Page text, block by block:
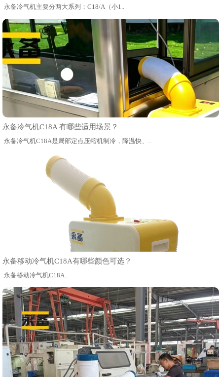
永备冷气机主要分两大系列：C18/A（小1..
永备冷气机C18A 有哪些适用场景？
永备冷气机C18A是局部定点压缩机制冷，降温快、..
永备移动冷气机C18A有哪些颜色可选？
永备移动冷气机C18A..